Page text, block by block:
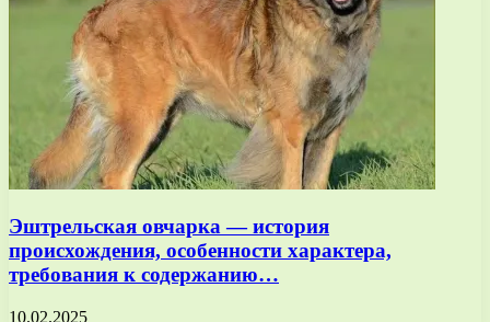
Эштрельская овчарка — история
происхождения, особенности характера,
требования к содержанию…
10.02.2025